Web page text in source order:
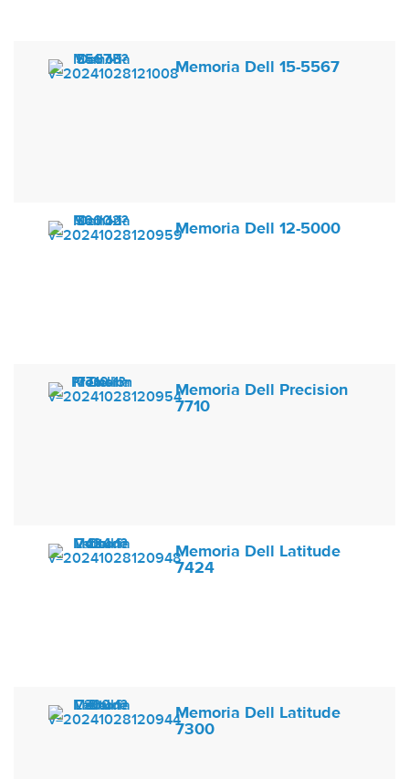
Memoria Dell 15-5567
Memoria Dell 12-5000
Memoria Dell Precision
7710
Memoria Dell Latitude
7424
Memoria Dell Latitude
7300